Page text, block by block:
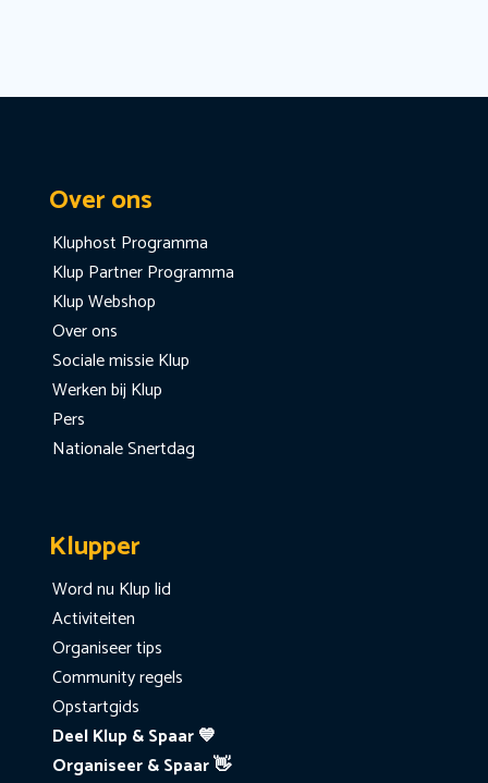
Over ons
Kluphost Programma
Klup Partner Programma
Klup Webshop
Over ons
Sociale missie Klup
Werken bij Klup
Pers
Nationale Snertdag
Klupper
Word nu Klup lid
Activiteiten
Organiseer tips
Community regels
Opstartgids
Deel Klup & Spaar 💙
Organiseer & Spaar 👋